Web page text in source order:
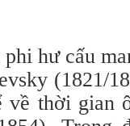
hư cấu
(1821/
về thời gian